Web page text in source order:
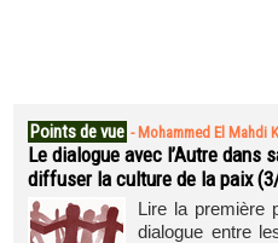
Points de vue - Mohammed El Mahdi
Le dialogue avec l’Autre dans
diffuser la culture de la paix
Lire la première
dialogue entre